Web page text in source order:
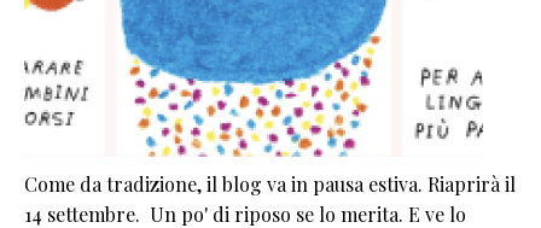
Come da tradizione, il blog va in pausa estiva. Riaprirà il
14 settembre. Un po' di riposo se lo merita. E ve lo